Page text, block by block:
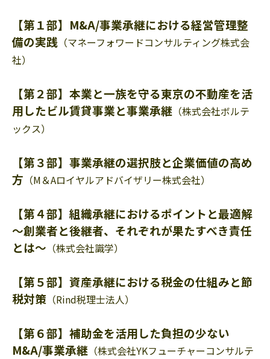
【第１部】M&A/事業承継における経営管理整
備の実践（マネーフォワードコンサルティング株式会
社）
【第２部】本業と一族を守る東京の不動産を活
用したビル賃貸事業と事業承継（株式会社ボルテ
ックス）
【第３部】事業承継の選択肢と企業価値の高め
方 （M＆Aロイヤルアドバイザリー株式会社）
【第４部】組織承継におけるポイントと最適解
～創業者と後継者、それぞれが果たすべき責任
とは〜 （株式会社識学）
【第５部】資産承継における税金の仕組みと節
税対策（Rind税理士法人）
【第６部】補助金を活用した負担の少ない
M&A/事業承継（株式会社YKフューチャーコンサルテ